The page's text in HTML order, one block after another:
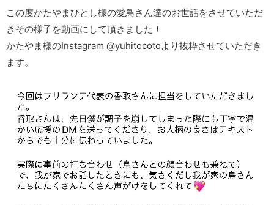
この度かたやまひとし様の愛鳥さん達のお世話をさせていただ
きその様子を動画にして頂きました！
かたやま様のInstagram @yuhitocotoより抜粋させていただき
ます。